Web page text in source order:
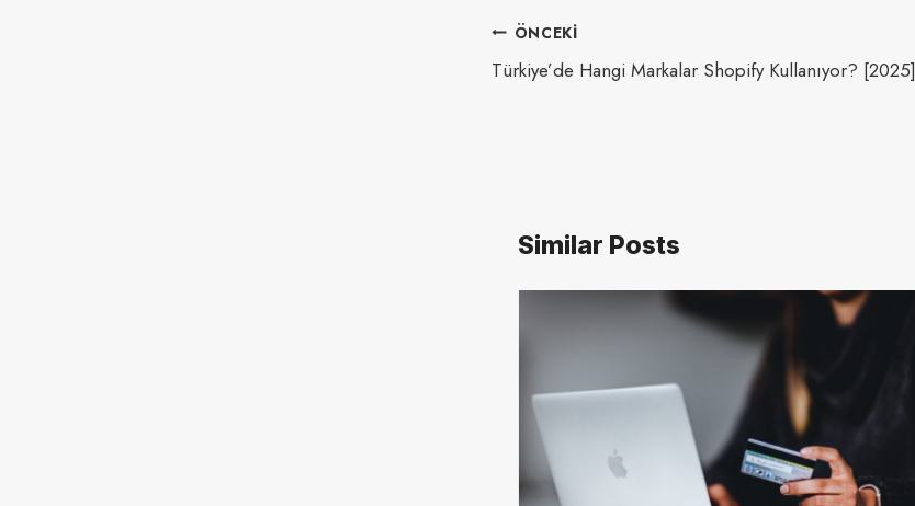
Yazı
gezinmesi
ÖNCEKI
Türkiye’de Hangi Markalar Shopify Kullanıyor? [2025]
Similar Posts